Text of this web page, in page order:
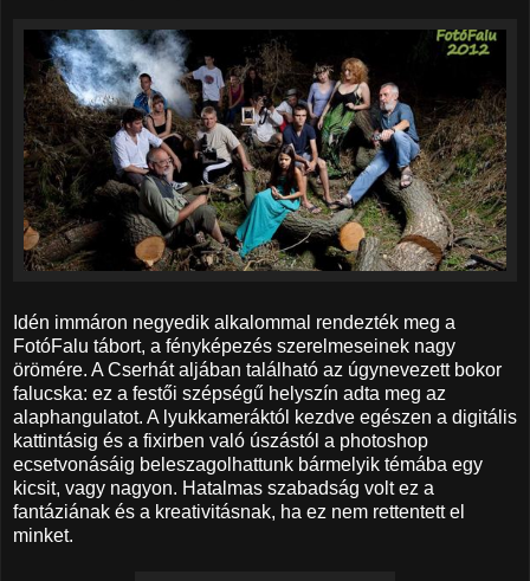
Idén immáron negyedik alkalommal rendezték meg a
FotóFalu tábort, a fényképezés szerelmeseinek nagy
örömére. A Cserhát aljában található az úgynevezett bokor
falucska: ez a festői szépségű helyszín adta meg az
alaphangulatot. A lyukkameráktól kezdve egészen a digitális
kattintásig és a fixirben való úszástól a photoshop
ecsetvonásáig beleszagolhattunk bármelyik témába egy
kicsit, vagy nagyon. Hatalmas szabadság volt ez a
fantáziának és a kreativitásnak, ha ez nem rettentett el
minket.